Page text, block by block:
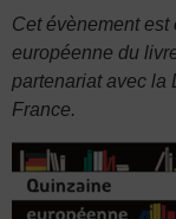
Cet évènement
européenne du
partenariat avec la
France.